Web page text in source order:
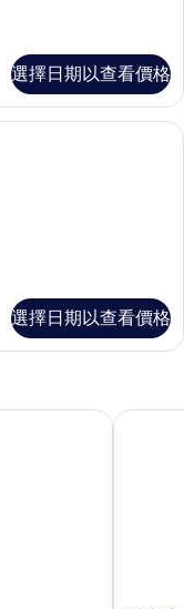
選擇日期以查看價格
客房內保險箱、書桌、筆
選擇日期以查看價格
明古連